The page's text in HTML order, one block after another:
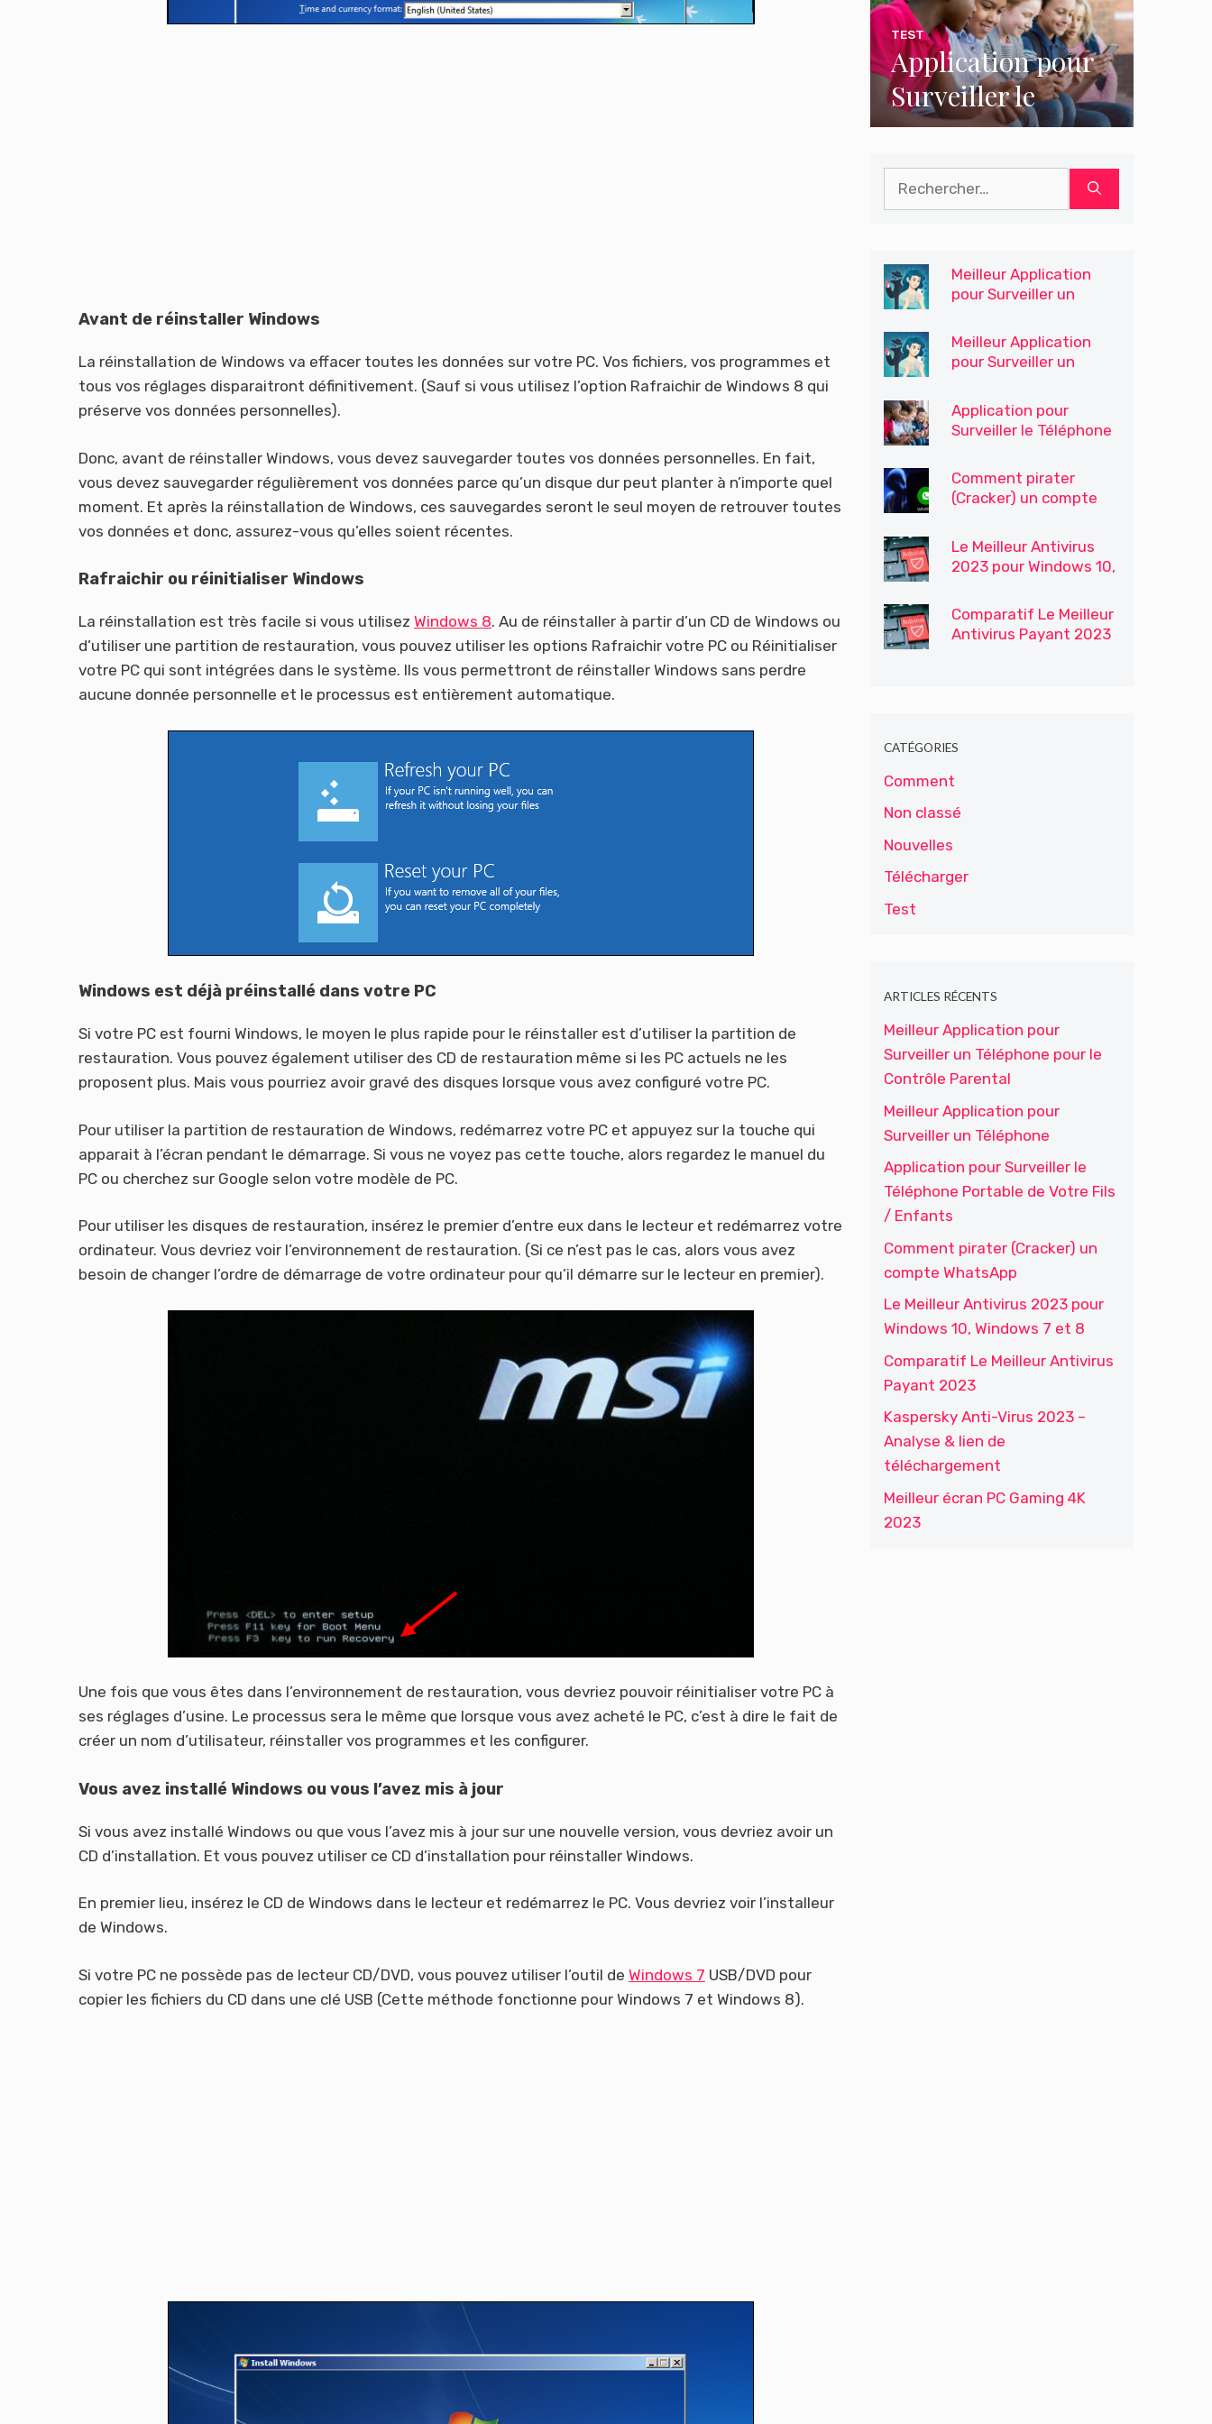
Avant de réinstaller Windows
La réinstallation de Windows va effacer toutes les données sur votre PC. Vos fichiers, vos programmes et
tous vos réglages disparaitront définitivement. (Sauf si vous utilisez l’option Rafraichir de Windows 8 qui
préserve vos données personnelles).
Donc, avant de réinstaller Windows, vous devez sauvegarder toutes vos données personnelles. En fait,
vous devez sauvegarder régulièrement vos données parce qu’un disque dur peut planter à n’importe quel
moment. Et après la réinstallation de Windows, ces sauvegardes seront le seul moyen de retrouver toutes
vos données et donc, assurez-vous qu’elles soient récentes.
Rafraichir ou réinitialiser Windows
La réinstallation est très facile si vous utilisez Windows 8. Au de réinstaller à partir d’un CD de Windows ou
d’utiliser une partition de restauration, vous pouvez utiliser les options Rafraichir votre PC ou Réinitialiser
votre PC qui sont intégrées dans le système. Ils vous permettront de réinstaller Windows sans perdre
aucune donnée personnelle et le processus est entièrement automatique.
Windows est déjà préinstallé dans votre PC
Si votre PC est fourni Windows, le moyen le plus rapide pour le réinstaller est d’utiliser la partition de
restauration. Vous pouvez également utiliser des CD de restauration même si les PC actuels ne les
proposent plus. Mais vous pourriez avoir gravé des disques lorsque vous avez configuré votre PC.
Pour utiliser la partition de restauration de Windows, redémarrez votre PC et appuyez sur la touche qui
apparait à l’écran pendant le démarrage. Si vous ne voyez pas cette touche, alors regardez le manuel du
PC ou cherchez sur Google selon votre modèle de PC.
Pour utiliser les disques de restauration, insérez le premier d’entre eux dans le lecteur et redémarrez votre
ordinateur. Vous devriez voir l’environnement de restauration. (Si ce n’est pas le cas, alors vous avez
besoin de changer l’ordre de démarrage de votre ordinateur pour qu’il démarre sur le lecteur en premier).
Une fois que vous êtes dans l’environnement de restauration, vous devriez pouvoir réinitialiser votre PC à
ses réglages d’usine. Le processus sera le même que lorsque vous avez acheté le PC, c’est à dire le fait de
créer un nom d’utilisateur, réinstaller vos programmes et les configurer.
Vous avez installé Windows ou vous l’avez mis à jour
Si vous avez installé Windows ou que vous l’avez mis à jour sur une nouvelle version, vous devriez avoir un
CD d’installation. Et vous pouvez utiliser ce CD d’installation pour réinstaller Windows.
En premier lieu, insérez le CD de Windows dans le lecteur et redémarrez le PC. Vous devriez voir l’installeur
de Windows.
Si votre PC ne possède pas de lecteur CD/DVD, vous pouvez utiliser l’outil de Windows 7 USB/DVD pour
copier les fichiers du CD dans une clé USB (Cette méthode fonctionne pour Windows 7 et Windows 8).
Application pour
Surveiller le
Téléphone
Portable de Votre
Fils / Enfants
TEST
Meilleur Application
pour Surveiller un
Contrôle Parental
Meilleur Application
pour Surveiller un
Application pour
Surveiller le Téléphone
Enfants
Comment pirater
(Cracker) un compte
Le Meilleur Antivirus
2023 pour Windows 10,
Comparatif Le Meilleur
Antivirus Payant 2023
CATÉGORIES
Comment
Non classé
Nouvelles
Télécharger
Test
ARTICLES RÉCENTS
Meilleur Application pour
Surveiller un Téléphone pour le
Contrôle Parental
Meilleur Application pour
Surveiller un Téléphone
Application pour Surveiller le
Téléphone Portable de Votre Fils
/ Enfants
Comment pirater (Cracker) un
compte WhatsApp
Le Meilleur Antivirus 2023 pour
Windows 10, Windows 7 et 8
Comparatif Le Meilleur Antivirus
Payant 2023
Kaspersky Anti-Virus 2023 –
Analyse & lien de
téléchargement
Meilleur écran PC Gaming 4K
2023